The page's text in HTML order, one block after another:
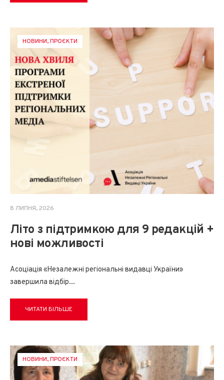
НОВИНИ,ПРОЄКТИ
8 ЛИПНЯ, 2026
Літо з підтримкою для 9 редакцій +
нові можливості
Асоціація «Незалежні регіональні видавці України»
завершила відбір...
ЧИТАТИ БІЛЬШЕ
НОВИНИ,ПРОЄКТИ